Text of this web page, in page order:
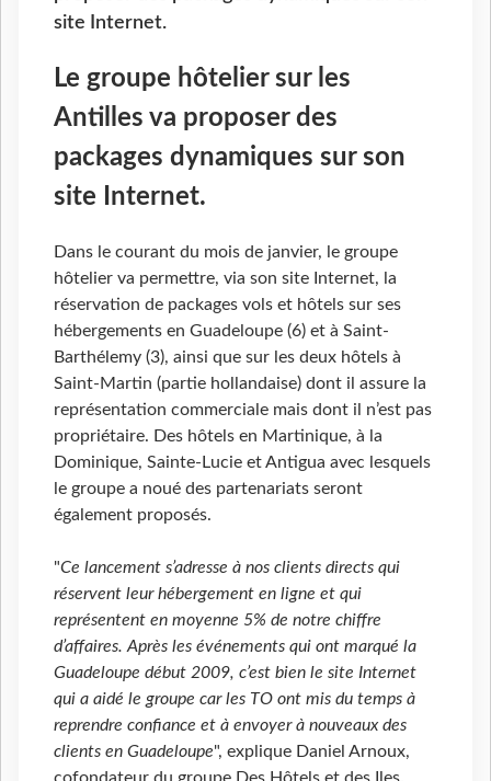
site Internet.
Le groupe hôtelier sur les
Antilles va proposer des
packages dynamiques sur son
site Internet.
Dans le courant du mois de janvier, le groupe
hôtelier va permettre, via son site Internet, la
réservation de packages vols et hôtels sur ses
hébergements en Guadeloupe (6) et à Saint-
Barthélemy (3), ainsi que sur les deux hôtels à
Saint-Martin (partie hollandaise) dont il assure la
représentation commerciale mais dont il n’est pas
propriétaire. Des hôtels en Martinique, à la
Dominique, Sainte-Lucie et Antigua avec lesquels
le groupe a noué des partenariats seront
également proposés.
"Ce lancement s’adresse à nos clients directs qui
réservent leur hébergement en ligne et qui
représentent en moyenne 5% de notre chiffre
d’affaires. Après les événements qui ont marqué la
Guadeloupe début 2009, c’est bien le site Internet
qui a aidé le groupe car les TO ont mis du temps à
reprendre confiance et à envoyer à nouveaux des
clients en Guadeloupe", explique Daniel Arnoux,
cofondateur du groupe Des Hôtels et des Iles.